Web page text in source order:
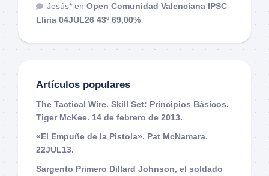
Jesús* en Open Comunidad Valenciana IPSC
Lliria 04JUL26 43º 69,00%
Artículos populares
The Tactical Wire. Skill Set: Principios Básicos.
Tiger McKee. 14 de febrero de 2013.
«El Empuñe de la Pistola». Pat McNamara.
22JUL13.
Sargento Primero Dillard Johnson, el soldado